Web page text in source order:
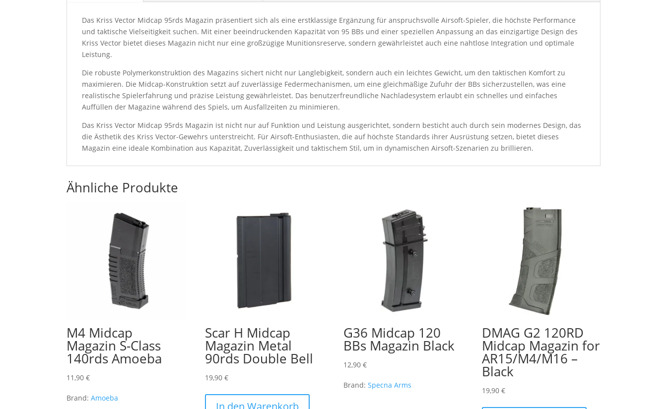
Das Kriss Vector Midcap 95rds Magazin präsentiert sich als eine erstklassige Ergänzung für anspruchsvolle Airsoft-Spieler, die höchste Performance
und taktische Vielseitigkeit suchen. Mit einer beeindruckenden Kapazität von 95 BBs und einer speziellen Anpassung an das einzigartige Design des
Kriss Vector bietet dieses Magazin nicht nur eine großzügige Munitionsreserve, sondern gewährleistet auch eine nahtlose Integration und optimale
Leistung.
Die robuste Polymerkonstruktion des Magazins sichert nicht nur Langlebigkeit, sondern auch ein leichtes Gewicht, um den taktischen Komfort zu
maximieren. Die Midcap-Konstruktion setzt auf zuverlässige Federmechanismen, um eine gleichmäßige Zufuhr der BBs sicherzustellen, was eine
realistische Spielerfahrung und präzise Leistung gewährleistet. Das benutzerfreundliche Nachladesystem erlaubt ein schnelles und einfaches
Auffüllen der Magazine während des Spiels, um Ausfallzeiten zu minimieren.
Das Kriss Vector Midcap 95rds Magazin ist nicht nur auf Funktion und Leistung ausgerichtet, sondern besticht auch durch sein modernes Design, das
die Ästhetik des Kriss Vector-Gewehrs unterstreicht. Für Airsoft-Enthusiasten, die auf höchste Standards ihrer Ausrüstung setzen, bietet dieses
Magazin eine ideale Kombination aus Kapazität, Zuverlässigkeit und taktischem Stil, um in dynamischen Airsoft-Szenarien zu brillieren.
Ähnliche Produkte
M4 Midcap
Magazin S-Class
140rds Amoeba
11,90€
Brand:Amoeba
Scar H Midcap
Magazin Metal
90rds Double Bell
19,90€
In den Warenkorb
G36 Midcap 120
BBs Magazin Black
12,90€
Brand:Specna Arms
DMAG G2 120RD
Midcap Magazin for
AR15/M4/M16 –
Black
19,90€